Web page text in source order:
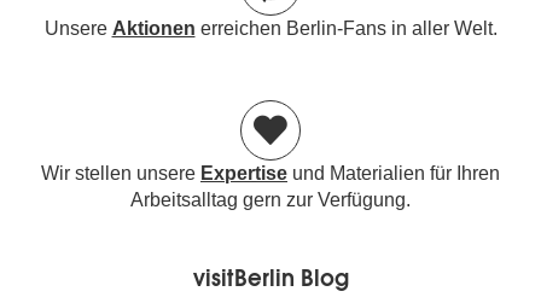
Unsere Aktionen erreichen Berlin-Fans in aller Welt.
Wir stellen unsere Expertise und Materialien für Ihren
Arbeitsalltag gern zur Verfügung.
visitBerlin Blog